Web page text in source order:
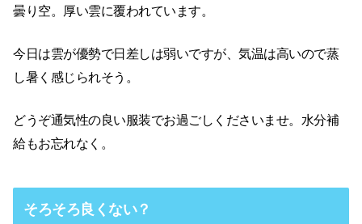
曇り空。厚い雲に覆われています。
今日は雲が優勢で日差しは弱いですが、気温は高いので蒸
し暑く感じられそう。
どうぞ通気性の良い服装でお過ごしくださいませ。水分補
給もお忘れなく。
そろそろ良くない？